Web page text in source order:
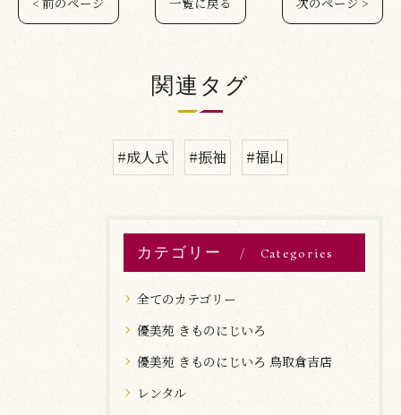
関連タグ
#成人式 #振袖 #福山
カテゴリー Categories
全てのカテゴリー
優美苑 きものにじいろ
優美苑 きものにじいろ 鳥取倉吉店
レンタル